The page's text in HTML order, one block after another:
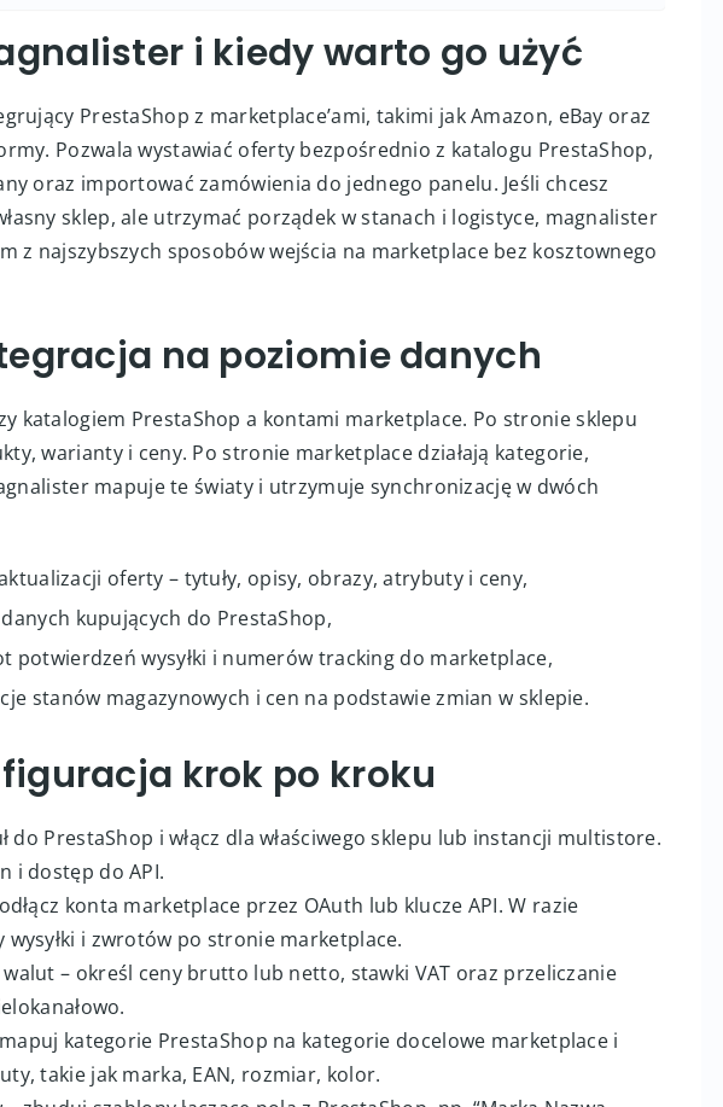
czas
na rynki
i kiedy warto go użyć
PrestaShop z marketplace’ami, takimi jak Amazon, eBay oraz
oraz importować zamówienia do jednego panelu. Jeśli chcesz
z najszybszych sposobów wejścia na marketplace bez kosztownego
na poziomie danych
katalogiem PrestaShop a kontami marketplace. Po stronie sklepu
warianty i ceny. Po stronie marketplace działają kategorie,
mapuje te światy i utrzymuje synchronizację w dwóch
oferty – tytuły, opisy, obrazy, atrybuty i ceny,
kupujących do PrestaShop,
potwierdzeń wysyłki i numerów tracking do marketplace,
stanów magazynowych i cen na podstawie zmian w sklepie.
krok po kroku
do PrestaShop i włącz dla właściwego sklepu lub instancji multistore.
i dostęp do API.
konta marketplace przez OAuth lub klucze API. W razie